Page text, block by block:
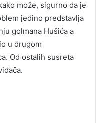
može, sigurno da je
jedino predstavlja
golmana Hušića a
u drugom
Od ostalih susreta